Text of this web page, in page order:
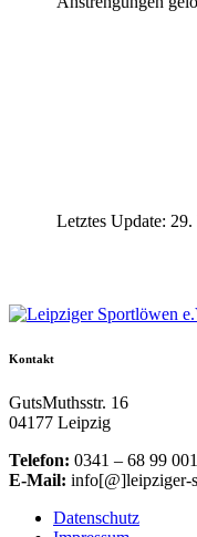
Letztes Update:
Kontakt
GutsMuthsstr. 16
04177 Leipzig
Telefon: 0341 – 68 99 001
E-Mail: info[@]leipziger-
Datenschutz